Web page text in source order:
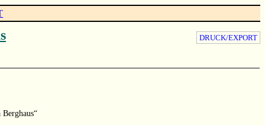
DRUCK/EXPORT